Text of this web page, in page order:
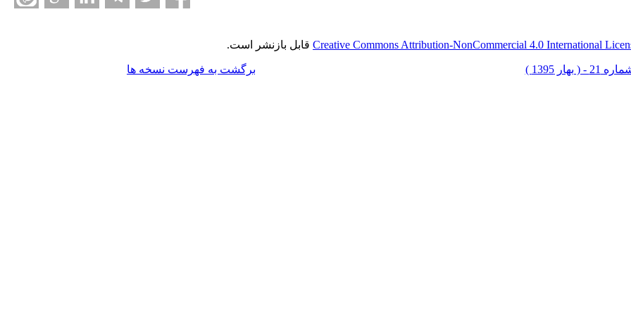
Creative Commons Attribution-NonCommercial 4.0 International قابل بازنشر است.
برگشت به فهرست نسخه ها